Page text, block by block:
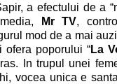
a efectului de a
Mr TV,
mod de a mai
poporului “La
In trupul unei
vocea unica e